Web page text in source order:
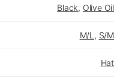
Black, Olive Oil
M/L , S/M
Hat